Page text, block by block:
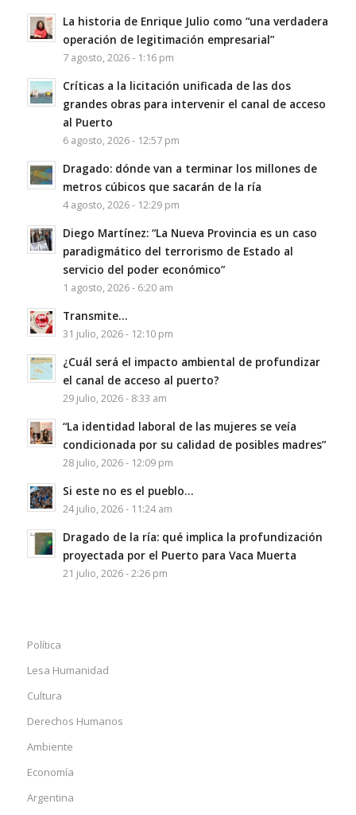
La historia de Enrique Julio como “una verdadera
operación de legitimación empresarial”
7 agosto, 2026 - 1:16 pm
Críticas a la licitación unificada de las dos
grandes obras para intervenir el canal de acceso
al Puerto
6 agosto, 2026 - 12:57 pm
Dragado: dónde van a terminar los millones de
metros cúbicos que sacarán de la ría
4 agosto, 2026 - 12:29 pm
Diego Martínez: “La Nueva Provincia es un caso
paradigmático del terrorismo de Estado al
servicio del poder económico”
1 agosto, 2026 - 6:20 am
Transmite…
31 julio, 2026 - 12:10 pm
¿Cuál será el impacto ambiental de profundizar
el canal de acceso al puerto?
29 julio, 2026 - 8:33 am
“La identidad laboral de las mujeres se veía
condicionada por su calidad de posibles madres”
28 julio, 2026 - 12:09 pm
Si este no es el pueblo…
24 julio, 2026 - 11:24 am
Dragado de la ría: qué implica la profundización
proyectada por el Puerto para Vaca Muerta
21 julio, 2026 - 2:26 pm
Política
Lesa Humanidad
Cultura
Derechos Humanos
Ambiente
Economía
Argentina